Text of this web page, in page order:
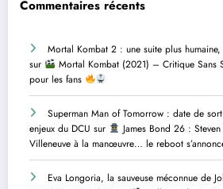
Commentaires récents
Mortal Kombat 2 : une suite plus
sur
Mortal Kombat (2021) – Critique Sans
pour les fans
Superman Man of Tomorrow : date de
enjeux du DCU sur
James Bond 26 :
Villeneuve à la manœuvre… le reboot
Eva Longoria, la sauveuse méconnue de